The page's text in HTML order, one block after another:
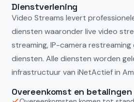
Dienstverlening
Video Streams levert
diensten waaronder live video
streaming, IP-camera
diensten. Alle diensten worden
infrastructuur van iNetActief in
Overeenkomst en betalingen